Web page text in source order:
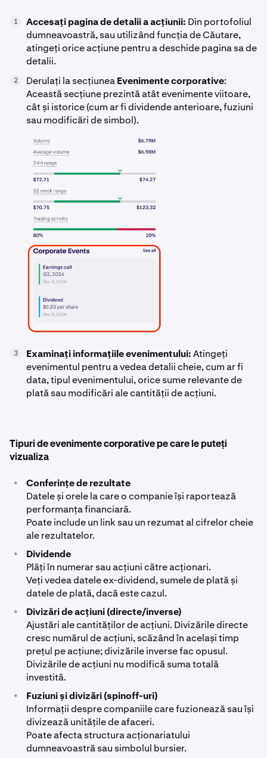
1 Accesați pagina de detalii a acțiunii: Din portofoliul
dumneavoastră, sau utilizând funcția de Căutare,
atingeți orice acțiune pentru a deschide pagina sa de
detalii.
2 Derulați la secțiuneaEvenimente corporative:
Această secțiune prezintă atât evenimente viitoare,
cât și istorice (cum ar fi dividende anterioare, fuziuni
sau modificări de simbol).
3 Examinați informațiile evenimentului:Atingeți
evenimentul pentru a vedea detalii cheie, cum ar fi
data, tipul evenimentului, orice sume relevante de
plată sau modificări ale cantității de acțiuni.
Tipuri de evenimente corporative pe care le puteți
vizualiza
•
Conferințe de rezultate
Datele și orele la care o companie își raportează
performanța financiară.
Poate include un link sau un rezumat al cifrelor cheie
ale rezultatelor.
•
Dividende
Plăți în numerar sau acțiuni către acționari.
Veți vedea datele ex-dividend, sumele de plată și
datele de plată, dacă este cazul.
•
Divizări de acțiuni (directe/inverse)
Ajustări ale cantităților de acțiuni. Divizările directe
cresc numărul de acțiuni, scăzând în același timp
prețul pe acțiune; divizările inverse fac opusul.
Divizările de acțiuni nu modifică suma totală
investită.
•
Fuziuni și divizări (spinoff-uri)
Informații despre companiile care fuzionează sau își
divizează unitățile de afaceri.
Poate afecta structura acționariatului
dumneavoastră sau simbolul bursier.